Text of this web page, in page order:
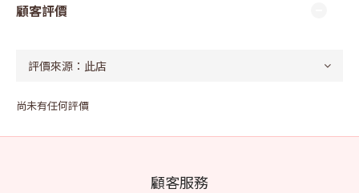
顧客評價
尚未有任何評價
顧客服務